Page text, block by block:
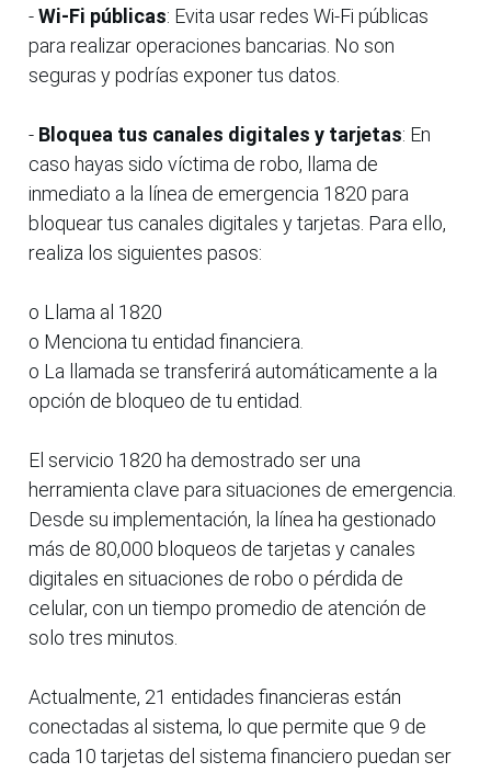
-Wi-Fi públicas: Evita usar redes Wi-Fi públicas
para realizar operaciones bancarias. No son
seguras y podrías exponer tus datos.
- Bloquea tus canales digitales y tarjetas: En
caso hayas sido víctima de robo, llama de
inmediato a la línea de emergencia 1820 para
bloquear tus canales digitales y tarjetas. Para ello,
realiza los siguientes pasos:
o Llama al 1820
o Menciona tu entidad financiera.
o La llamada se transferirá automáticamente a la
opción de bloqueo de tu entidad.
El servicio 1820 ha demostrado ser una
herramienta clave para situaciones de emergencia.
Desde su implementación, la línea ha gestionado
más de 80,000 bloqueos de tarjetas y canales
digitales en situaciones de robo o pérdida de
celular, con un tiempo promedio de atención de
solo tres minutos.
Actualmente, 21 entidades financieras están
conectadas al sistema, lo que permite que 9 de
cada 10 tarjetas del sistema financiero puedan ser